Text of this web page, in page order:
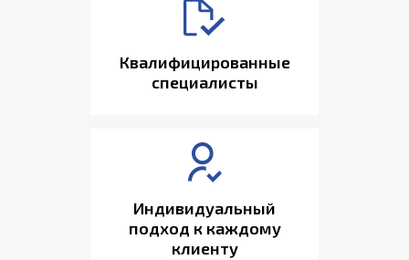
Квалифицированные
специалисты
Индивидуальный
подход к каждому
клиенту